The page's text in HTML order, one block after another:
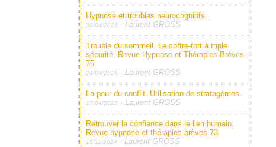
Hypnose et troubles neurocognitifs.
30/04/2025 - Laurent GROSS
Trouble du sommeil. Le coffre-fort à triple
sécurité. Revue Hypnose et Thérapies Brèves
75.
24/04/2025 - Laurent GROSS
La peur du conflit. Utilisation de stratagèmes.
17/04/2025 - Laurent GROSS
Retrouver la confiance dans le lien humain.
Revue hypnose et thérapies brèves 73.
15/11/2024 - Laurent GROSS